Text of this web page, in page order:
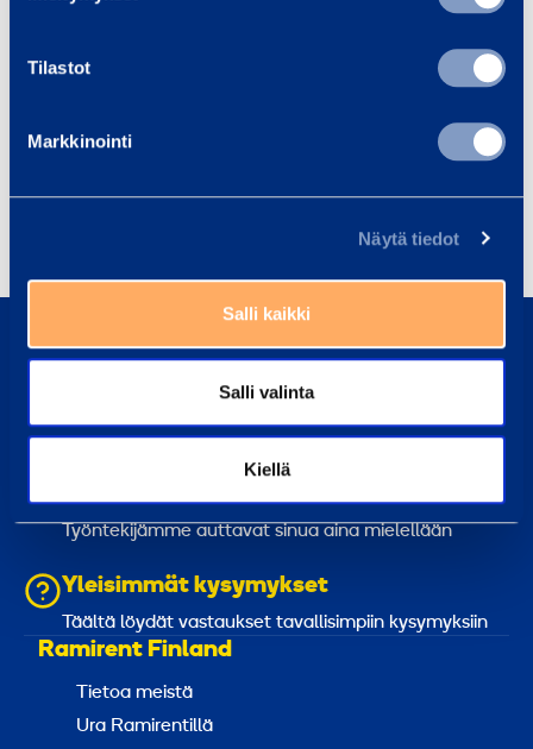
Tilastot
Markkinointi
Näytä tiedot
Salli kaikki
Salli valinta
Kiellä
Soita meille, olemme täällä auttaaksemme sinua
asiakaspalvelu@ramirent.fi
Vastaamme tavallisesti vuorokauden sisällä
Työntekijämme auttavat sinua aina mielellään
Yleisimmät kysymykset
Täältä löydät vastaukset tavallisimpiin kysymyksiin
Ramirent Finland
Tietoa meistä
Ura Ramirentillä